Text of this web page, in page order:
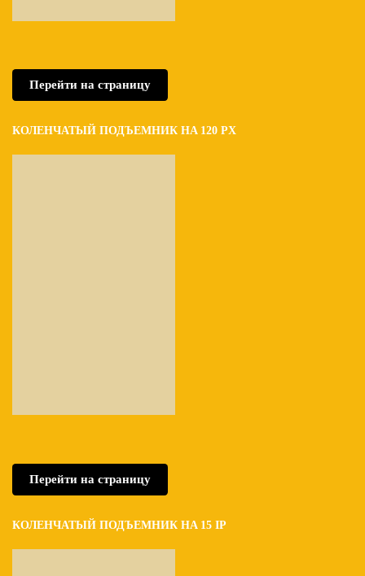
Перейти на страницу
КОЛЕНЧАТЫЙ ПОДЪЕМНИК HA 120 PX
Перейти на страницу
КОЛЕНЧАТЫЙ ПОДЪЕМНИК HA 15 IP